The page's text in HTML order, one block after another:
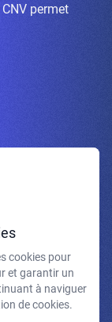
permet
connaissance de
légales.
cookies pour
et garantir un
à naviguer
de cookies.